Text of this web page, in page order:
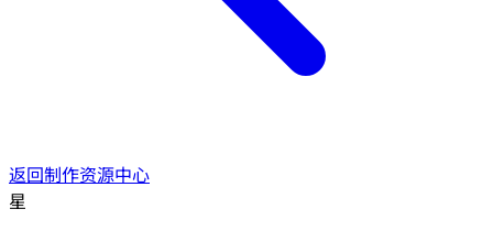
返回制作资源中心
星